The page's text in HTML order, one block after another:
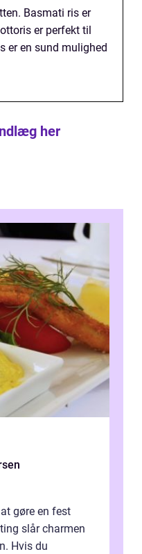
Basmati ris er
er perfekt til
er en sund mulighed
her
gøre en fest
slår charmen
Hvis du